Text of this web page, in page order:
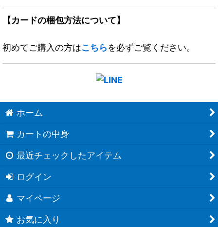
【カードの梱包方法について】
初めてご購入の方はこちらを必ずご覧ください。
ホーム
カートの中身
最近チェックしたアイテム
ログイン
マイページ
お気に入り